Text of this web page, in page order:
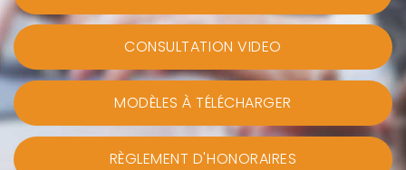
CONSULTATION VIDEO
MODÈLES À TÉLÉCHARGER
RÈGLEMENT D'HONORAIRES